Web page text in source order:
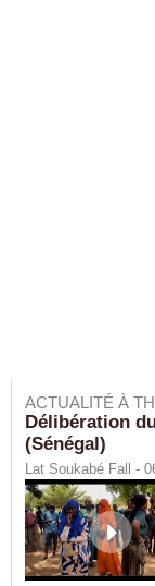
ACTUALITÉ À
Délibération
(Sénégal)
Lat Soukabé Fall -